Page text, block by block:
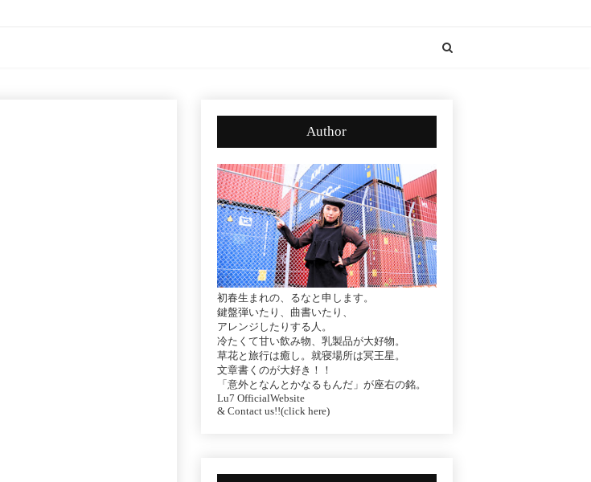
Author
初春生まれの、るなと申します。
鍵盤弾いたり、曲書いたり、
アレンジしたりする人。
冷たくて甘い飲み物、乳製品が大好物。
草花と旅行は癒し。就寝場所は冥王星。
文章書くのが大好き！！
「意外となんとかなるもんだ」が座右の銘。
Lu7 OfficialWebsite
& Contact us!!(click here)